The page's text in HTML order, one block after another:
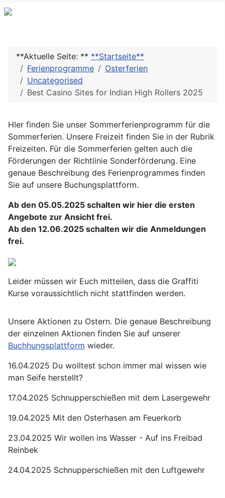
**Aktuelle Seite: ** **Startseite**
Ferienprogramme
Osterferien
Uncategorised
Best Casino Sites for Indian High Rollers 2025
HIer finden Sie unser Sommerferienprogramm für die
Sommerferien. Unsere Freizeit finden Sie in der Rubrik
Freizeiten. Für die Sommerferien gelten auch die
Förderungen der Richtlinie Sonderförderung. Eine
genaue Beschreibung des Ferienprogrammes finden
Sie auf unsere Buchungsplattform.
Ab den 05.05.2025 schalten wir hier die ersten
Angebote zur Ansicht frei.
Ab den 12.06.2025 schalten wir die Anmeldungen
frei.
Leider müssen wir Euch mitteilen, dass die Graffiti
Kurse voraussichtlich nicht stattfinden werden.
Unsere Aktionen zu Ostern. Die genaue Beschreibung
der einzelnen Aktionen finden Sie auf unserer
Buchhungsplattform wieder.
16.04.2025 Du wolltest schon immer mal wissen wie
man Seife herstellt?
17.04.2025 Schnupperschießen mit dem Lasergewehr
19.04.2025 Mit den Osterhasen am Feuerkorb
23.04.2025 Wir wollen ins Wasser - Auf ins Freibad
Reinbek
24.04.2025 Schnupperschießen mit den Luftgewehr